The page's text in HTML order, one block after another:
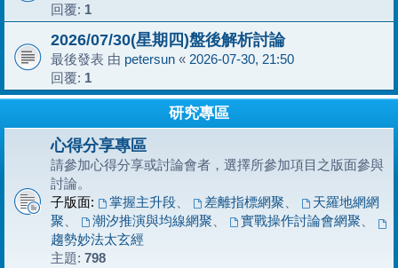
回覆: 1
2026/07/30(星期四)盤後解析討論
最後發表 由 petersun « 2026-07-30, 21:50
回覆: 1
研究專區
心得分享專區
請參加心得分享或討論會者，選擇所參加項目之版面參與
討論。
子版面:
掌握主升段、 差離指標網聚
天羅地網網
聚
潮汐推演與均線網聚 實戰操作討論會網聚
趨勢妙法太玄經
主題: 798